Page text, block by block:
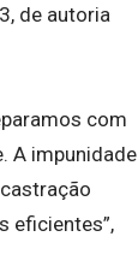
de autoria
com
A impunidade
eficientes”,